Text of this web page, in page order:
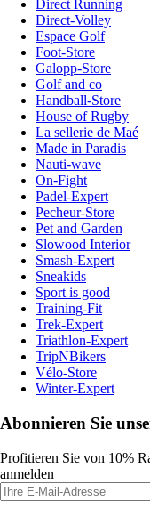
Direct Running
Direct-Volley
Espace Golf
Foot-Store
Galopp-Store
Golf and co
Handball-Store
House of Rugby
La sellerie de Maé
Made in Paradis
Nauti-wave
On-Fight
Padel-Expert
Pecheur-Store
Pet and Garden
Slowood Interior
Smash-Expert
Sneakids
Sport is good
Training-Fit
Trek-Expert
Triathlon-Expert
TripNBikers
Vélo-Store
Winter-Expert
Abonnieren Sie
Profitieren Sie von 10%
anmelden